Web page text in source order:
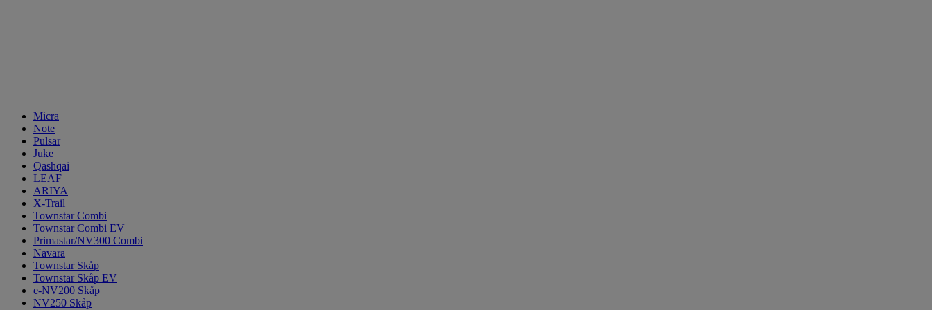
Micra
Note
Pulsar
Juke
Qashqai
LEAF
ARIYA
X-Trail
Townstar Combi
Townstar Combi EV
Primastar/NV300 Combi
Navara
Townstar Skåp
Townstar Skåp EV
e-NV200 Skåp
NV250 Skåp